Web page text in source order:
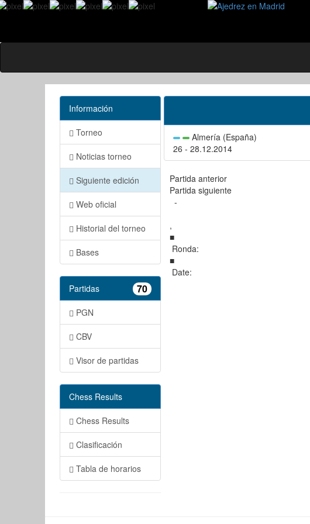
Información
Torneo
Noticias torneo
Siguiente edición
Web oficial
Historial del torneo
Bases
Partidas 70
PGN
CBV
Visor de partidas
Chess Results
Chess Results
Clasificación
Tabla de horarios
Almería (España)
26 - 28.12.2014
Partida anterior
Partida siguiente
-
,
■
Ronda:
■
Date: